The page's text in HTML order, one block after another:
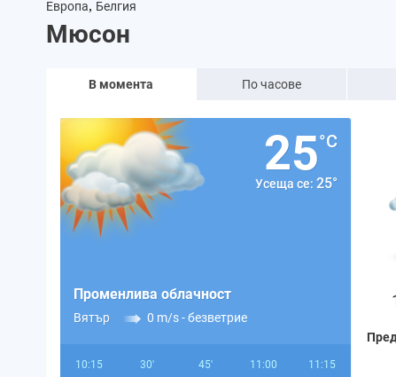
Европа, Белгия
Мюсон
В момента По часове
25°C
Усеща се: 25°
Променлива облачност
Вятър 0 m/s -безветрие
10:15 30' 45' 11:00 11:15